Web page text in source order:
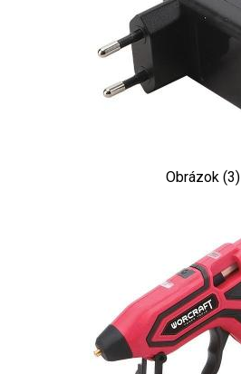
Obrázok (3)